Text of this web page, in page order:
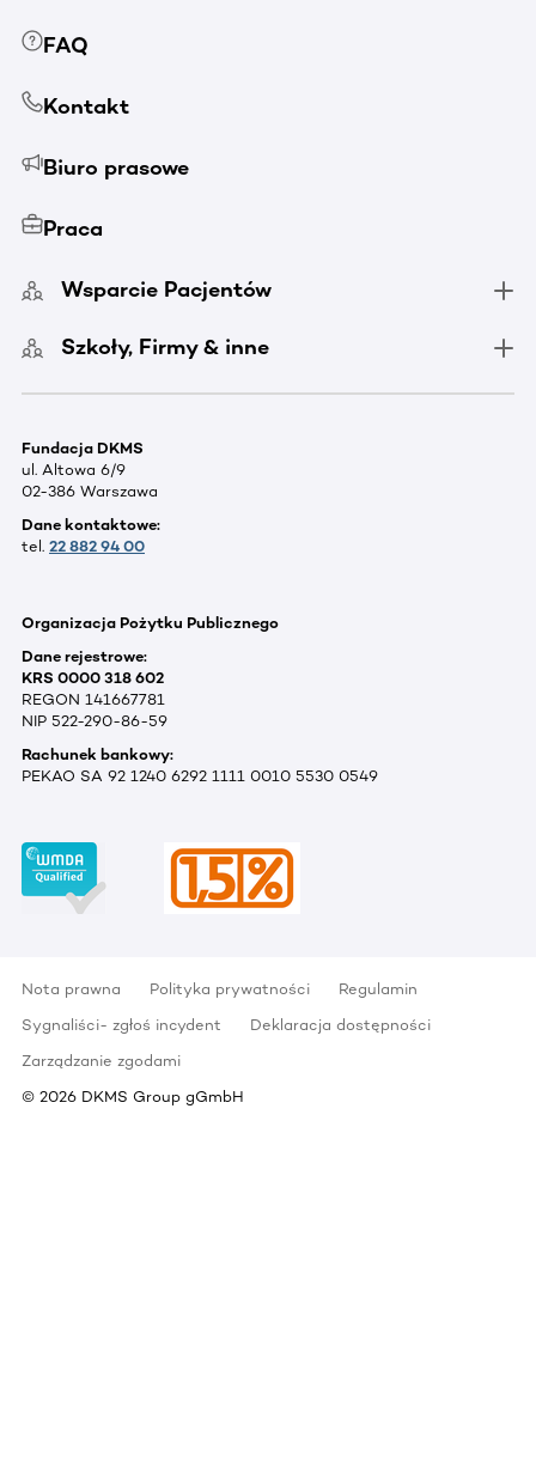
FAQ
Kontakt
Biuro prasowe
Praca
Wsparcie Pacjentów
Szkoły, Firmy & inne
Fundacja DKMS
ul. Altowa 6/9
02-386 Warszawa
Dane kontaktowe:
tel. 22 882 94 00
Organizacja Pożytku Publicznego
Dane rejestrowe:
KRS 0000 318 602
REGON 141667781
NIP 522-290-86-59
Rachunek bankowy:
PEKAO SA 92 1240 6292 1111 0010 5530 0549
Nota prawna Polityka prywatności
Regulamin
Sygnaliści- zgłoś incydent
Deklaracja dostępności
Zarządzanie zgodami
© 2026 DKMS Group gGmbH